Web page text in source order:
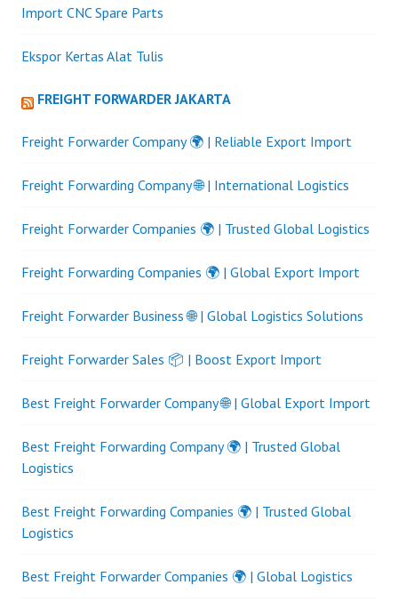
Import CNC Spare Parts
Ekspor Kertas Alat Tulis
FREIGHT FORWARDER JAKARTA
Freight Forwarder Company 🌍 | Reliable Export Import
Freight Forwarding Company 🌐 | International Logistics
Freight Forwarder Companies 🌍 | Trusted Global Logistics
Freight Forwarding Companies 🌍 | Global Export Import
Freight Forwarder Business 🌐 | Global Logistics Solutions
Freight Forwarder Sales 📦 | Boost Export Import
Best Freight Forwarder Company 🌐 | Global Export Import
Best Freight Forwarding Company 🌍 | Trusted Global
Logistics
Best Freight Forwarding Companies 🌍 | Trusted Global
Logistics
Best Freight Forwarder Companies 🌍 | Global Logistics